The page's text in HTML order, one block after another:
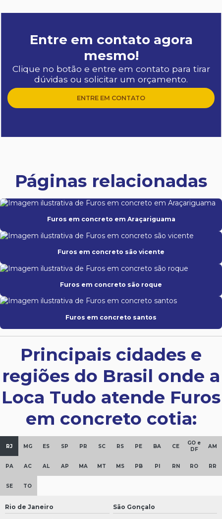
Entre em contato agora
mesmo!
Clique no botão e entre em contato para tirar
dúvidas ou solicitar um orçamento.
ENTRE EM CONTATO
Páginas relacionadas
Furos em concreto em Araçariguama
Furos em concreto são vicente
Furos em concreto são roque
Furos em concreto santos
Principais cidades e
regiões do Brasil onde a
Loca Tudo atende Furos
em concreto cotia:
RJ MG ES SP PR SC RS PE BA CE
GO e
DF
AM
PA AC AL AP MA MT MS PB PI RN RO RR
SE TO
Rio de Janeiro São Gonçalo